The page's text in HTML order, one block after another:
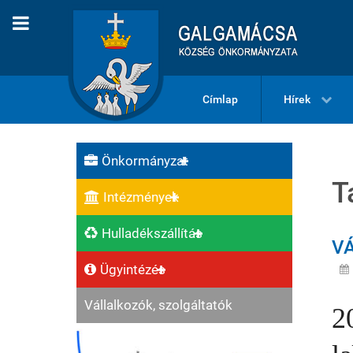
Címlap Hírek
Önkormányzat
Intézmények
Hulladékszállítás
Ügyintézés
Vállalkozók, szolgáltatók